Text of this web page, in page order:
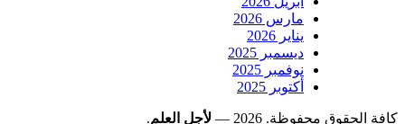
مارس 2026
يناير 2026
ديسمبر 2025
نوفمبر 2025
أكتوبر 2025
كافة الحقوق محفوظة. 2026 — لأجل العلم.